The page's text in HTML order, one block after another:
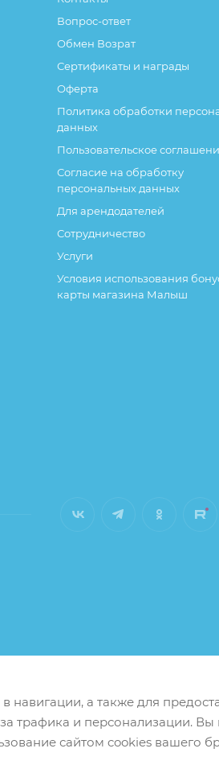
Вопрос-ответ
Обмен Возрат
Сертификаты и награды
Оферта
Политика обработки
данных
Пользовательское
Согласие на обработку
персональных данных
Для арендодателей
Сотрудничество
Услуги
Условия использования
карты магазина Малыш
навигации, а также для
трафика и персонализации.
сайтом cookies вашего